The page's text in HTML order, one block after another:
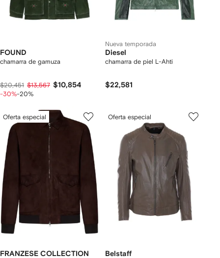
FOUND
chamarra de gamuza
$20,451 $13,567 $10,854
-30%-20%
Nueva temporada
Diesel
chamarra de piel L-Ahti
$22,581
Oferta especial
FRANZESE COLLECTION
Oferta especial
Belstaff